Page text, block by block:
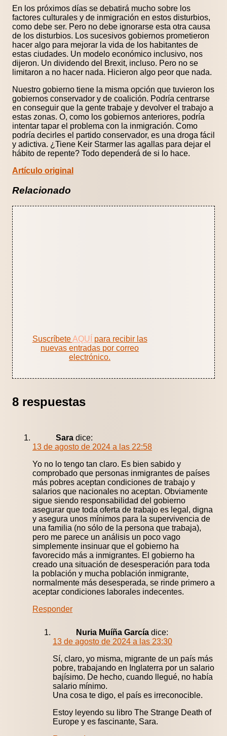
En los próximos días se debatirá mucho sobre los
factores culturales y de inmigración en estos disturbios,
como debe ser. Pero no debe ignorarse esta otra causa
de los disturbios. Los sucesivos gobiernos prometieron
hacer algo para mejorar la vida de los habitantes de
estas ciudades. Un modelo económico inclusivo, nos
dijeron. Un dividendo del Brexit, incluso. Pero no se
limitaron a no hacer nada. Hicieron algo peor que nada.
Nuestro gobierno tiene la misma opción que tuvieron los
gobiernos conservador y de coalición. Podría centrarse
en conseguir que la gente trabaje y devolver el trabajo a
estas zonas. O, como los gobiernos anteriores, podría
intentar tapar el problema con la inmigración. Como
podría decirles el partido conservador, es una droga fácil
y adictiva. ¿Tiene Keir Starmer las agallas para dejar el
hábito de repente? Todo dependerá de si lo hace.
Artículo original
Relacionado
SuscríbeteAQUÍ para recibir las
nuevas entradas por correo
electrónico.
8 respuestas
Sara dice:
13 de agosto de 2024 a las 22:58
Yo no lo tengo tan claro. Es bien sabido y
comprobado que personas inmigrantes de países
más pobres aceptan condiciones de trabajo y
salarios que nacionales no aceptan. Obviamente
sigue siendo responsabilidad del gobierno
asegurar que toda oferta de trabajo es legal, digna
y asegura unos mínimos para la supervivencia de
una familia (no sólo de la persona que trabaja),
pero me parece un análisis un poco vago
simplemente insinuar que el gobierno ha
favorecido más a inmigrantes. El gobierno ha
creado una situación de desesperación para toda
la población y mucha población inmigrante,
normalmente más desesperada, se rinde primero a
aceptar condiciones laborales indecentes.
Responder
Nuria Muíña García dice:
13 de agosto de 2024 a las 23:30
Sí, claro, yo misma, migrante de un país más
pobre, trabajando en Inglaterra por un salario
bajísimo. De hecho, cuando llegué, no había
salario mínimo.
Una cosa te digo, el país es irreconocible.
Estoy leyendo su libro The Strange Death of
Europe y es fascinante, Sara.